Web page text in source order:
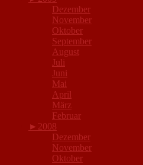
Dezember
November
Oktober
September
August
Juli
Juni
Mai
April
März
Februar
► 2008
Dezember
November
Oktober